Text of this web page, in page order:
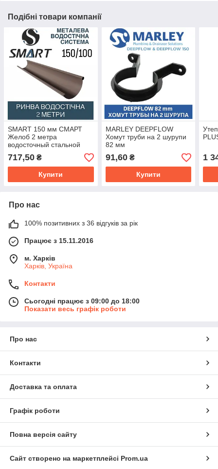
Подібні товари компанії
SMART 150 мм СМАРТ
Желоб 2 метра
водосточный стальной
металлический
717,50 ₴
Купити
MARLEY DEEPFLOW
Хомут труби на 2 шурупи
82 мм
91,60₴
Купити
1
Про нас
100% позитивних з 36 відгуків за рік
Працює з 15.11.2016
м. Харків
Харків, Україна
Контакти
Сьогодні працює з 09:00 до 18:00
Показати весь графік роботи
Про нас
Контакти
Доставка та оплата
Графік роботи
Повна версія сайту
Сайт створено на маркетплейсі Prom.ua